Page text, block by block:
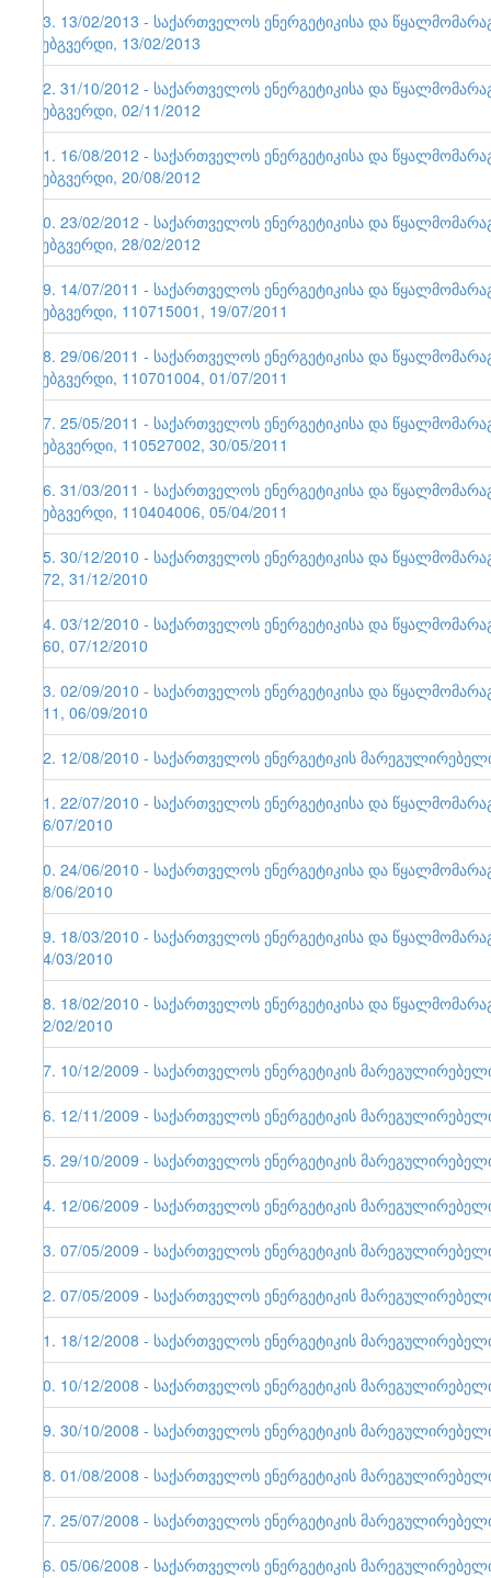
53. 13/02/2013 - საქართველოს ენერგეტიკისა და
ვებგვერდი, 13/02/2013
52. 31/10/2012 - საქართველოს ენერგეტიკისა და
ვებგვერდი, 02/11/2012
51. 16/08/2012 - საქართველოს ენერგეტიკისა და
ვებგვერდი, 20/08/2012
50. 23/02/2012 - საქართველოს ენერგეტიკისა და
ვებგვერდი, 28/02/2012
49. 14/07/2011 - საქართველოს ენერგეტიკისა და
ვებგვერდი, 110715001, 19/07/2011
48. 29/06/2011 - საქართველოს ენერგეტიკისა და
ვებგვერდი, 110701004, 01/07/2011
47. 25/05/2011 - საქართველოს ენერგეტიკისა და
ვებგვერდი, 110527002, 30/05/2011
46. 31/03/2011 - საქართველოს ენერგეტიკისა და
ვებგვერდი, 110404006, 05/04/2011
45. 30/12/2010 - საქართველოს ენერგეტიკისა და
172, 31/12/2010
44. 03/12/2010 - საქართველოს ენერგეტიკისა და
160, 07/12/2010
43. 02/09/2010 - საქართველოს ენერგეტიკისა და
111, 06/09/2010
42. 12/08/2010 - საქართველოს ენერგეტიკის
41. 22/07/2010 - საქართველოს ენერგეტიკისა და
26/07/2010
40. 24/06/2010 - საქართველოს ენერგეტიკისა და
28/06/2010
39. 18/03/2010 - საქართველოს ენერგეტიკისა და
24/03/2010
38. 18/02/2010 - საქართველოს ენერგეტიკისა და
22/02/2010
37. 10/12/2009 - საქართველოს ენერგეტიკის
36. 12/11/2009 - საქართველოს ენერგეტიკის
35. 29/10/2009 - საქართველოს ენერგეტიკის
34. 12/06/2009 - საქართველოს ენერგეტიკის
33. 07/05/2009 - საქართველოს ენერგეტიკის
32. 07/05/2009 - საქართველოს ენერგეტიკის
31. 18/12/2008 - საქართველოს ენერგეტიკის
30. 10/12/2008 - საქართველოს ენერგეტიკის
29. 30/10/2008 - საქართველოს ენერგეტიკის
28. 01/08/2008 - საქართველოს ენერგეტიკის
27. 25/07/2008 - საქართველოს ენერგეტიკის
26. 05/06/2008 - საქართველოს ენერგეტიკის